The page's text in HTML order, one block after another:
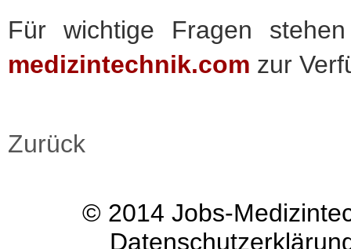
Für wichtige Fragen
medizintechnik.com zur
Zurück
© 2014 Jobs-